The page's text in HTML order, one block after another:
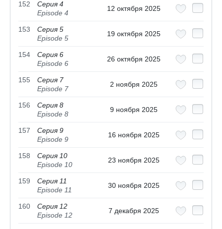
152
Серия 4
Episode 4
12 октября 2025
153
Серия 5
Episode 5
19 октября 2025
154
Серия 6
Episode 6
26 октября 2025
155
Серия 7
Episode 7
2 ноября 2025
156
Серия 8
Episode 8
9 ноября 2025
157
Серия 9
Episode 9
16 ноября 2025
158
Серия 10
Episode 10
23 ноября 2025
159
Серия 11
Episode 11
30 ноября 2025
160
Серия 12
Episode 12
7 декабря 2025